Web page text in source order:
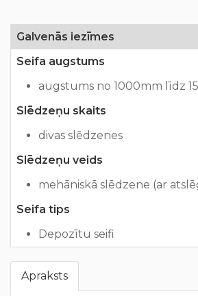
Galvenās iezīmes
Seifa augstums
augstums no 1000mm līdz
Slēdzeņu skaits
divas slēdzenes
Slēdzeņu veids
mehāniskā slēdzene (ar
Seifa tips
Depozītu seifi
Apraksts